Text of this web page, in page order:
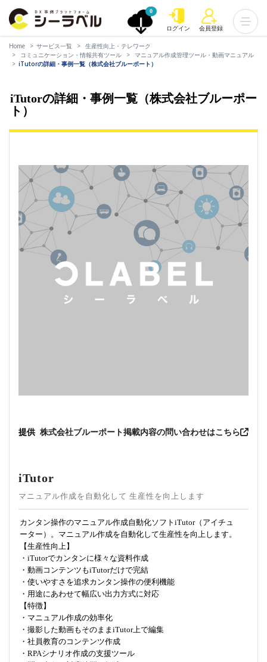
0
ログイン 会員登録
Home サービス一覧
生産性向上・テレワーク
コミュニケーション・情報共有ツール
マニュアル作成管理ツール・動画マニュアル
iTutorの詳細・事例一覧（株式会社ブルーポート）
iTutorの詳細・事例一覧（株式会社ブルーポー
ト）
提供 株式会社ブルーポート掲載内容の問い合わせはこちら
iTutor
マニュアル作成を⾃動化して ⽣産性を向上します
カンタン操作のマニュアル作成自動化ソフトiTutor（アイチュ
ーター）。マニュアル作成を⾃動化して⽣産性を向上します。
【生産性向上】
・iTutorでカンタンに様々な資料作成
・動画コンテンツもiTutorだけで完結
・使いやすさを追求カンタン操作の便利機能
・⽤途にあわせて幅広い出⼒⽅式に対応
【特徴】
・マニュアル作成の効率化
・撮影した動画もそのままiTutor上で編集
・社員教育のコンテンツ作成
・RPAシナリオ作成の支援ツール